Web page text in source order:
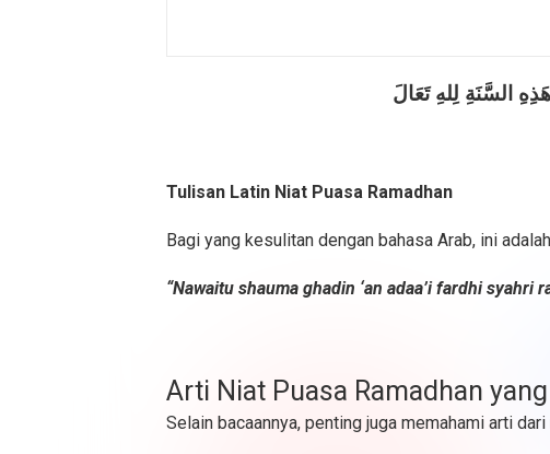
السَّنَةِ لِلهِ تَعَالَ
Tulisan Latin Niat Puasa Ramadhan
Bagi yang kesulitan dengan bahasa Arab, ini
“Nawaitu shauma ghadin ‘an adaa’i fardhi syahri
Arti Niat Puasa Ramadhan
Selain bacaannya, penting juga memahami arti dari